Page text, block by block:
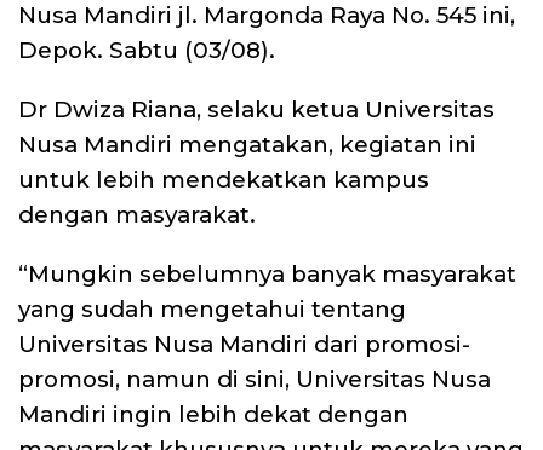
Nusa Mandiri jl. Margonda Raya No. 545 ini,
Depok. Sabtu (03/08).
Dr Dwiza Riana, selaku ketua Universitas
Nusa Mandiri mengatakan, kegiatan ini
untuk lebih mendekatkan kampus
dengan masyarakat.
“Mungkin sebelumnya banyak masyarakat
yang sudah mengetahui tentang
Universitas Nusa Mandiri dari promosi-
promosi, namun di sini, Universitas Nusa
Mandiri ingin lebih dekat dengan